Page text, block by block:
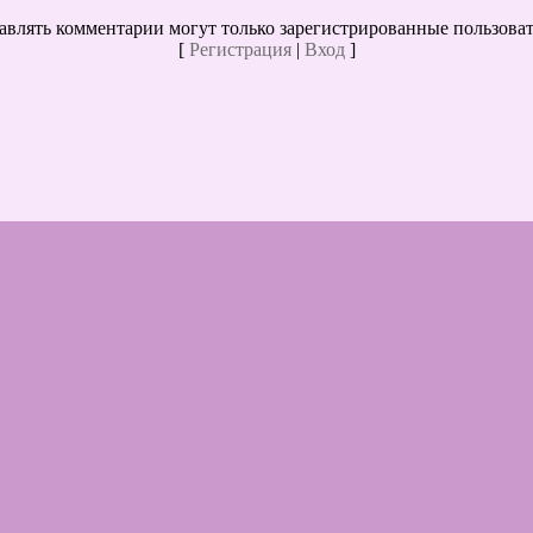
комментарии могут только зарегистрированные
[ Регистрация| Вход]